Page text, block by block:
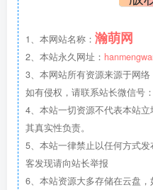
1、本网站名称： 瀚萌网
2、本站永久网址：
3、本网站所有资源来源于网络
如有侵权，请联系站长微信号：
4、本站一切资源不代表本站
其真实性负责。
5、本站一律禁止以任何方式
客发现请向站长举报
6、本站资源大多存储在云盘